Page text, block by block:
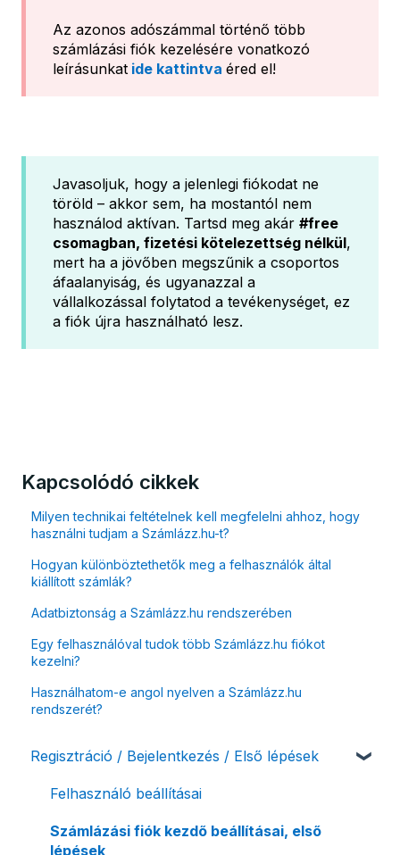
Az azonos adószámmal történő több
számlázási fiók kezelésére vonatkozó
leírásunkat ide kattintva éred el!
Javasoljuk, hogy a jelenlegi fiókodat ne
töröld – akkor sem, ha mostantól nem
használod aktívan. Tartsd meg akár #free
csomagban, fizetési kötelezettség nélkül,
mert ha a jövőben megszűnik a csoportos
áfaalanyiság, és ugyanazzal a
vállalkozással folytatod a tevékenységet, ez
a fiók újra használható lesz.
Kapcsolódó cikkek
Milyen technikai feltételnek kell megfelelni ahhoz, hogy
használni tudjam a Számlázz.hu-t?
Hogyan különböztethetők meg a felhasználók által
kiállított számlák?
Adatbiztonság a Számlázz.hu rendszerében
Egy felhasználóval tudok több Számlázz.hu fiókot
kezelni?
Használhatom-e angol nyelven a Számlázz.hu
rendszerét?
Regisztráció / Bejelentkezés / Első lépések
Felhasználó beállításai
Számlázási fiók kezdő beállításai, első
lépések